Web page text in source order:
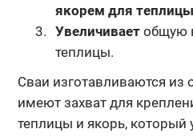
якорем для
Увеличиваетобщую
теплицы.
Сваи изготавливаются из
имеют захват для
теплицы и якорь, который